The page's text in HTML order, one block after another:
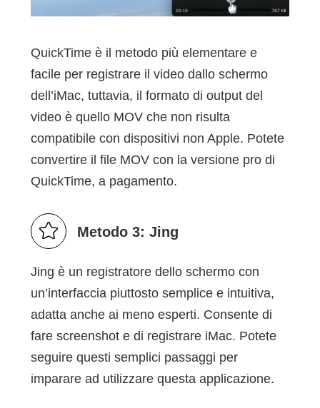
QuickTime è il metodo più elementare e
facile per registrare il video dallo schermo
dell’iMac, tuttavia, il formato di output del
video è quello MOV che non risulta
compatibile con dispositivi non Apple. Potete
convertire il file MOV con la versione pro di
QuickTime, a pagamento.
Metodo 3: Jing
Jing è un registratore dello schermo con
un’interfaccia piuttosto semplice e intuitiva,
adatta anche ai meno esperti. Consente di
fare screenshot e di registrare iMac. Potete
seguire questi semplici passaggi per
imparare ad utilizzare questa applicazione.